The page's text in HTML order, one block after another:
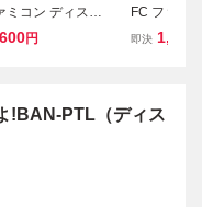
ミコン ディスク
ディスクカード
円
FC ファミ
システム
即決 1,000
!BAN-PTL（ディス